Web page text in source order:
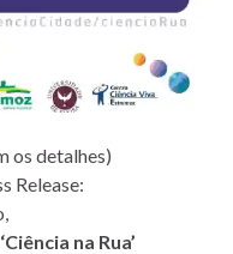
os detalhes)
Release:
na Rua’